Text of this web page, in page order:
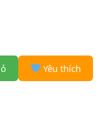
Yêu thích